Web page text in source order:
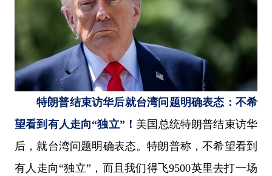
特朗普结束访华后就台湾问题明确表态：不希
望看到有人走向“独立”！ 美国总统特朗普结束访华
后，就台湾问题明确表态。特朗普称，不希望看到
有人走向“独立”，而且我们得飞9500英里去打一场